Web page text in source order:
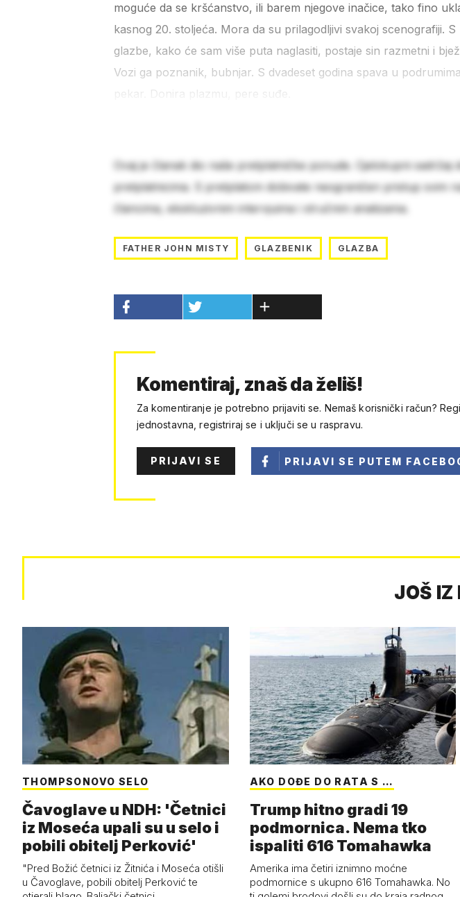
moguće da se kršćanstvo, ili barem njegove inačice, tako fino
kasnog 20. stoljeća. Mora da su prilagodljivi svakoj scenografiji.
glazbe, kako će sam više puta naglasiti, postaje sin razmetni i
Vozi ga poznanik, bubnjar. S dvadeset godina spava u
Ovaj je članak dio naše pretplatničke ponude. Cjelokupni sadržaj
pretplatnicima. S pretplatom dobivate neograničen pristup svim
člancima, ekskluzivnim intervjuima i stručnim analizama.
FATHER JOHN MISTY GLAZBENIK GLAZBA
Komentiraj, znaš da želiš!
Za komentiranje je potrebno prijaviti se. Nemaš korisnički račun?
jednostavna, registriraj se i uključi se u raspravu.
PRIJAVI SE PRIJAVI SE PUTEM
JOŠ IZ
THOMPSONOVO SELO
Čavoglave u NDH: 'Četnici
iz Moseća upali su u selo i
pobili obitelj Perković'
"Pred Božić četnici iz Žitnića i Moseća otišli
u Čavoglave, pobili obitelj Perković te
AKO DOĐE DO RATA S …
Trump hitno gradi 19
podmornica. Nema tko
ispaliti 616 Tomahawka
Amerika ima četiri iznimno moćne
podmornice s ukupno 616 Tomahawka. No